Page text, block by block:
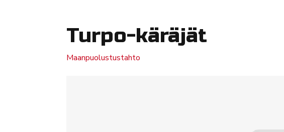
Turpo-käräjät
Maanpuolustustahto